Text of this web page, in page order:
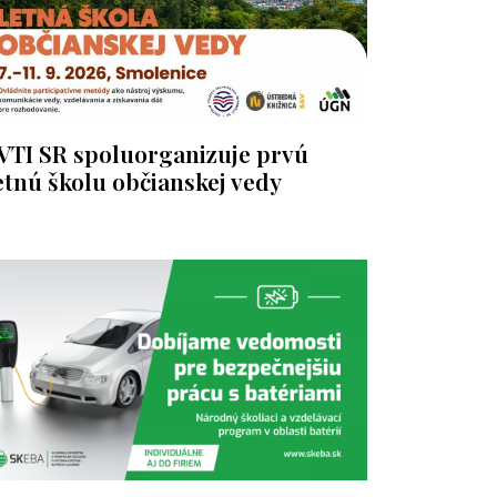
SR spoluorganizuje prvú
školu občianskej vedy